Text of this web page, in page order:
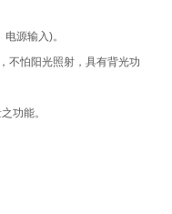
源输入)。
不怕阳光照射，具有背光功
功能。